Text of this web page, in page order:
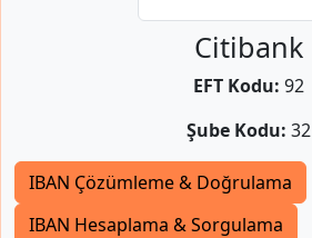
Citibank
EFT Kodu: 92
Şube Kodu: 32
IBAN Çözümleme & Doğrulama
IBAN Hesaplama & Sorgulama